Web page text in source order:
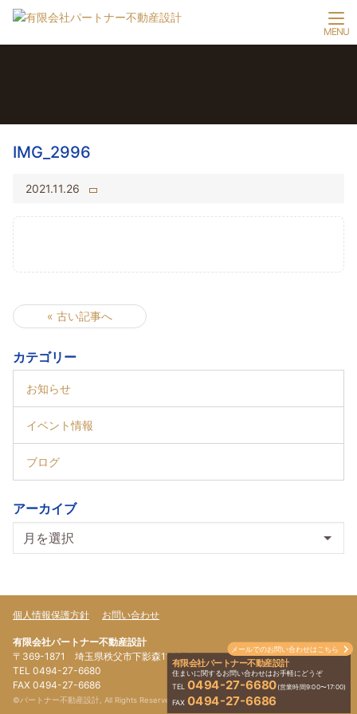
メールでのお問い合わせはこちら
有限会社パートナー不動産設計
住まいに関するお問い合わせはお手軽にどうぞ
TEL 0494-27-6680(営業時間9:00〜17:00)
FAX 0494-27-6686
IMG_2996
2021.11.26
« 古い記事へ
カテゴリー
お知らせ
イベント情報
ブログ
アーカイブ
個人情報保護方針 お問い合わせ
有限会社パートナー不動産設計
〒369-1871 埼玉県秩父市下影森1179-4
TEL 0494-27-6680
FAX 0494-27-6686
©パートナー不動産設計, All Rights Reserved.